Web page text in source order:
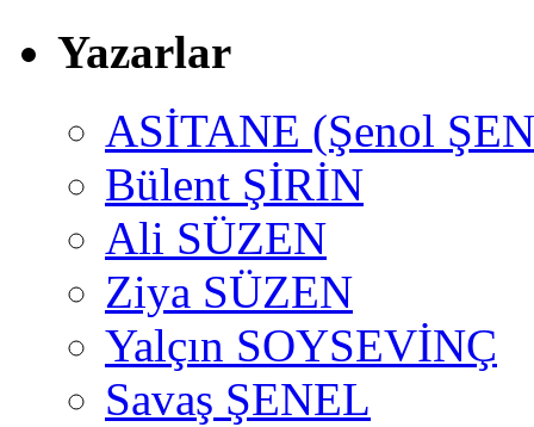
Yazarlar
ASİTANE (Şenol
Bülent ŞİRİN
Ali SÜZEN
Ziya SÜZEN
Yalçın SOYSEVİNÇ
Savaş ŞENEL